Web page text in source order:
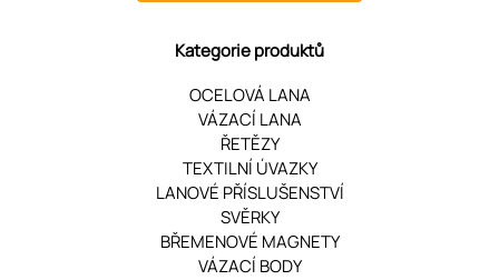
Kategorie produktů
OCELOVÁ LANA
VÁZACÍ LANA
ŘETĚZY
TEXTILNÍ ÚVAZKY
LANOVÉ PŘÍSLUŠENSTVÍ
SVĚRKY
BŘEMENOVÉ MAGNETY
VÁZACÍ BODY